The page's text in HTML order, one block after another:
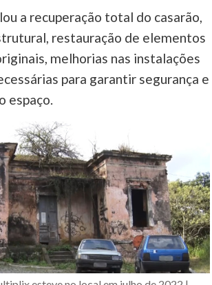
a recuperação total do casarão,
restauração de elementos
melhorias nas instalações
para garantir segurança e
espaço.